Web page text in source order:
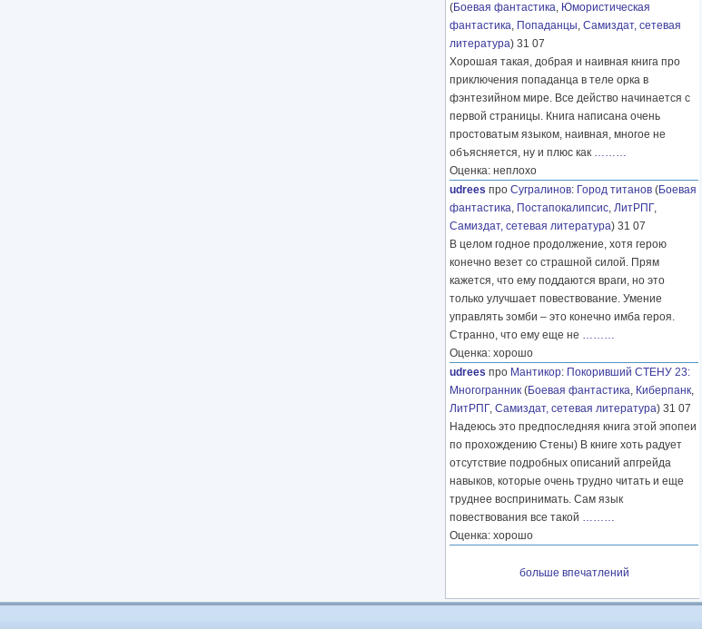
(Боевая фантастика, Юмористическая
фантастика, Попаданцы, Самиздат, сетевая
литература) 31 07
Хорошая такая, добрая и наивная книга про
приключения попаданца в теле орка в
фэнтезийном мире. Все действо начинается с
первой страницы. Книга написана очень
простоватым языком, наивная, многое не
объясняется, ну и плюс как ………
Оценка: неплохо
udrees про Сугралинов: Город титанов (Боевая
фантастика, Постапокалипсис, ЛитРПГ,
Самиздат, сетевая литература) 31 07
В целом годное продолжение, хотя герою
конечно везет со страшной силой. Прям
кажется, что ему поддаются враги, но это
только улучшает повествование. Умение
управлять зомби – это конечно имба героя.
Странно, что ему еще не ………
Оценка: хорошо
udrees про Мантикор: Покоривший СТЕНУ 23:
Многогранник (Боевая фантастика, Киберпанк,
ЛитРПГ, Самиздат, сетевая литература) 31 07
Надеюсь это предпоследняя книга этой эпопеи
по прохождению Стены) В книге хоть радует
отсутствие подробных описаний апгрейда
навыков, которые очень трудно читать и еще
труднее воспринимать. Сам язык
повествования все такой ………
Оценка: хорошо
больше впечатлений